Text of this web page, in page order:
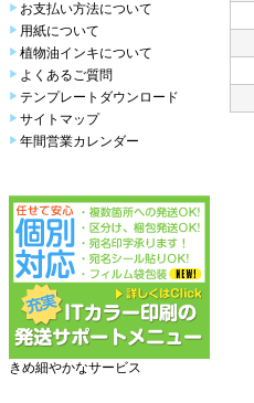
お支払い方法について
用紙について
植物油インキについて
よくあるご質問
テンプレートダウンロード
サイトマップ
年間営業カレンダー
きめ細やかなサービス